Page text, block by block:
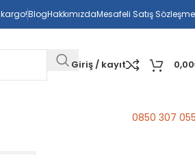
BlogHakkımızdaMesafeli Satış
Giriş / kayıt 0,00
0850 307